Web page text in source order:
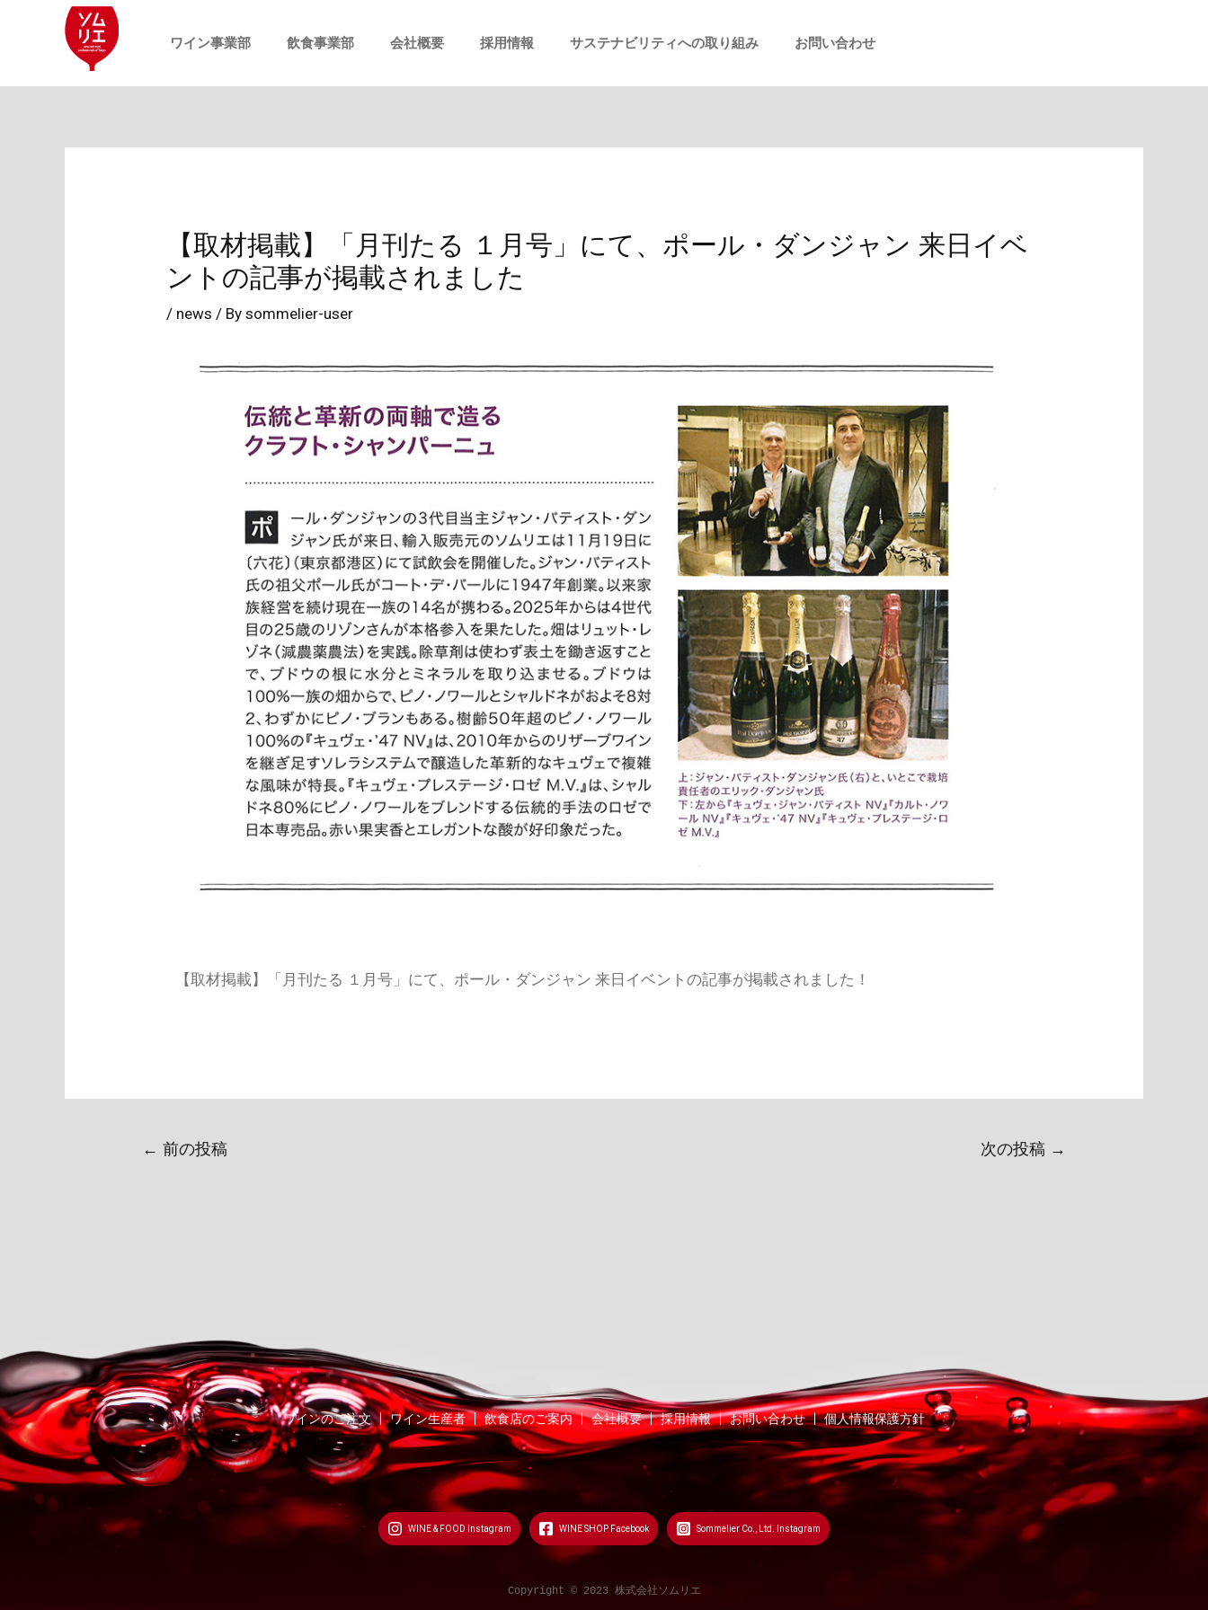
ワイン事業部 飲食事業部 会社概要 採用情報 サステナビリティへの取り組み お問い合わせ
【取材掲載】「月刊たる １月号」にて、ポール・ダンジャン 来日イベ
ントの記事が掲載されました
/ news / Bysommelier-user
【取材掲載】「月刊たる １月号」にて、ポール・ダンジャン 来日イベントの記事が掲載されました！
投
稿
ー
← 前の投稿 次の投稿 →
ワインのご注文 ワイン生産者 飲食店のご案内 会社概要 採用情報 お問い合わせ 個人情報保護方針
WINE & FOOD Instagram WINE SHOP Facebook Sommelier Co., Ltd. Instagram
Copyright © 2023 株式会社ソムリエ